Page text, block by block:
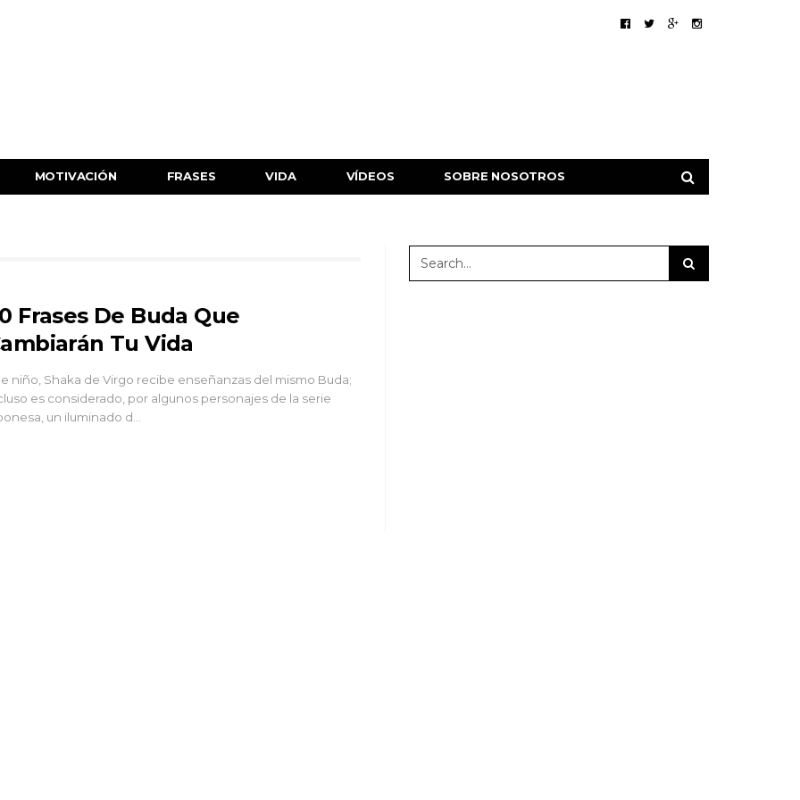
MOTIVACIÓN FRASES VIDA VÍDEOS SOBRE NOSOTROS
Frases De Buda Que
Tu Vida
niño, Shaka de Virgo recibe enseñanzas del mismo Buda;
es considerado, por algunos personajes de la serie
un iluminado d…